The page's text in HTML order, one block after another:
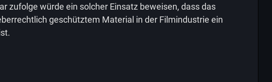
zufolge würde ein solcher Einsatz beweisen, dass das
geschütztem Material in der Filmindustrie ein